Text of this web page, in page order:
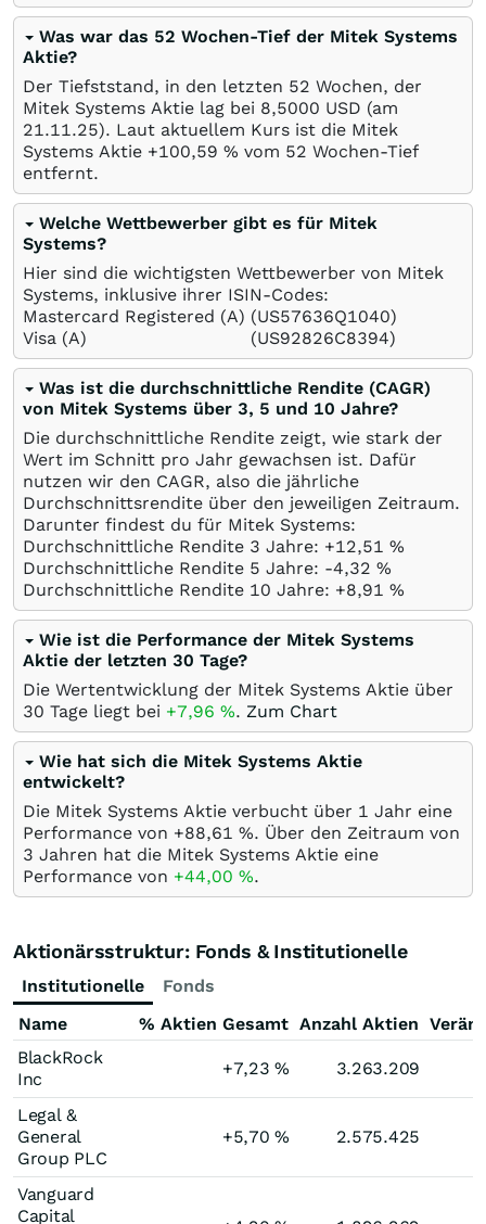
Was war das 52 Wochen-Tief der Mitek Systems
Aktie?
Der Tiefststand, in den letzten 52 Wochen, der
Mitek Systems Aktie lag bei 8,5000 USD (am
21.11.25). Laut aktuellem Kurs ist die Mitek
Systems Aktie +100,59 % vom 52 Wochen-Tief
entfernt.
Welche Wettbewerber gibt es für Mitek
Systems?
Hier sind die wichtigsten Wettbewerber von Mitek
Systems, inklusive ihrer ISIN-Codes:
Mastercard Registered (A) (US57636Q1040)
Visa (A)
(US92826C8394)
Was ist die durchschnittliche Rendite (CAGR)
von Mitek Systems über 3, 5 und 10 Jahre?
Die durchschnittliche Rendite zeigt, wie stark der
Wert im Schnitt pro Jahr gewachsen ist. Dafür
nutzen wir den CAGR, also die jährliche
Durchschnittsrendite über den jeweiligen Zeitraum.
Darunter findest du für Mitek Systems:
Durchschnittliche Rendite 3 Jahre: +12,51 %
Durchschnittliche Rendite 5 Jahre: -4,32 %
Durchschnittliche Rendite 10 Jahre: +8,91 %
Wie ist die Performance der Mitek Systems
Aktie der letzten 30 Tage?
Die Wertentwicklung der Mitek Systems Aktie über
30 Tage liegt bei +7,96 %. Zum Chart
Wie hat sich die Mitek Systems Aktie
entwickelt?
Die Mitek Systems Aktie verbucht über 1 Jahr eine
Performance von +88,61 %. Über den Zeitraum von
3 Jahren hat die Mitek Systems Aktie eine
Performance von +44,00 %.
Aktionärsstruktur: Fonds & Institutionelle
Institutionelle
Fonds
Name
% Aktien Gesamt Anzahl Aktien
BlackRock
Inc
+7,23% 3.263.209
Legal &
General
Group PLC
+5,70% 2.575.425
Vanguard
Capital